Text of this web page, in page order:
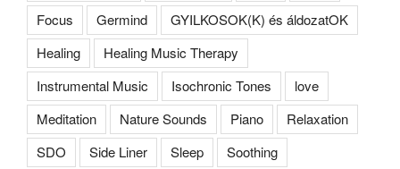
Focus
Germind
GYILKOSOK(K) és áldozatOK
Healing
Healing Music Therapy
Instrumental Music
Isochronic Tones
love
Meditation
Nature Sounds Piano
Relaxation
SDO
Side Liner Sleep
Soothing